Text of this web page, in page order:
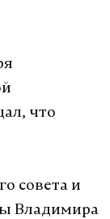
что
совета и
Владимира